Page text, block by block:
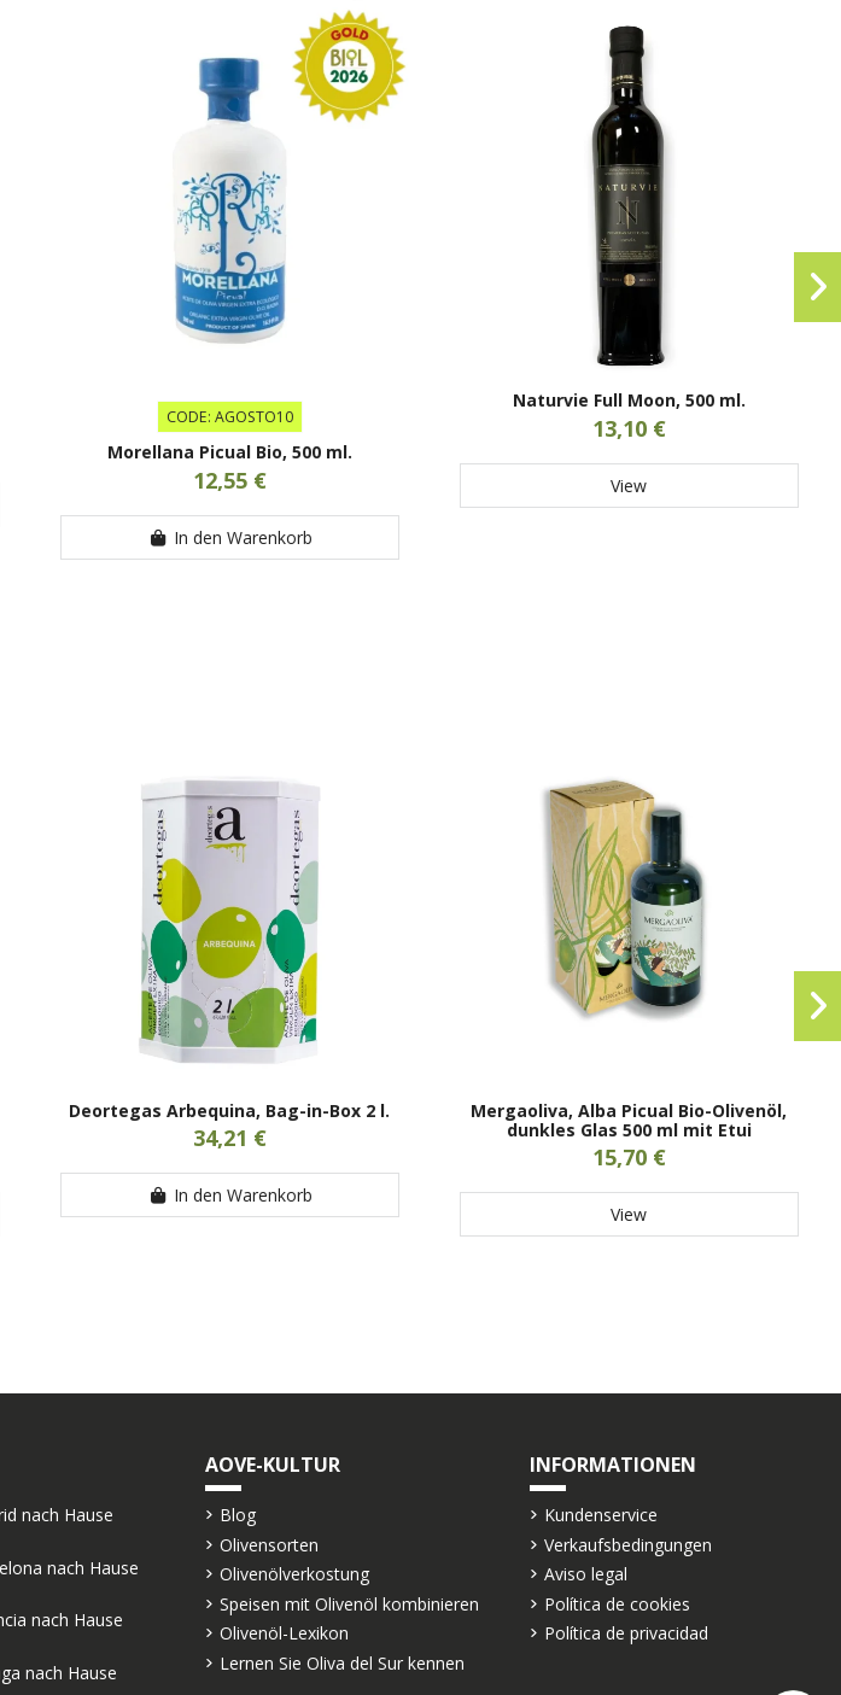
CODE: AGOSTO10
Morellana Picual Bio, 500 ml.
12,55 €
In den Warenkorb
Naturvie Full Moon, 500 ml.
13,10 €
View
Deortegas Arbequina, Bag-in-Box 2 l.
34,21 €
In den Warenkorb
Mergaoliva, Alba Picual Bio-Olivenöl,
dunkles Glas 500 ml mit Etui
15,70 €
View
nach Hause
nach Hause
nach Hause
nach Hause
AOVE-KULTUR
Blog
Olivensorten
Olivenölverkostung
Speisen mit Olivenöl kombinieren
Olivenöl-Lexikon
Lernen Sie Oliva del Sur kennen
INFORMATIONEN
Kundenservice
Verkaufsbedingungen
Aviso legal
Política de cookies
Política de privacidad